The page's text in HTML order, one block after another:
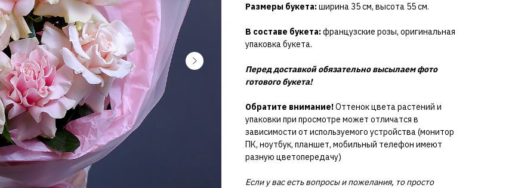
Размеры букета:ширина 35 см, высота 55 см.
В составе букета:французские розы, оригинальная
упаковка букета.
Перед доставкой обязательно высылаем фото
готового букета!
Обратите внимание!Оттенок цвета растений и
упаковки при просмотре может отличатся в
зависимости от используемого устройства (монитор
ПК, ноутбук, планшет, мобильный телефон имеют
разную цветопередачу)
Если у вас есть вопросы и пожелания, то просто